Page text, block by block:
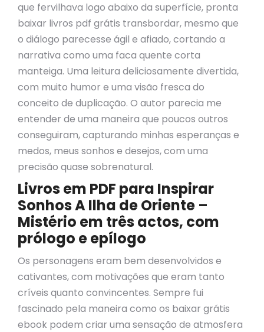
que fervilhava logo abaixo da superfície, pronta
baixar livros pdf grátis transbordar, mesmo que
o diálogo parecesse ágil e afiado, cortando a
narrativa como uma faca quente corta
manteiga. Uma leitura deliciosamente divertida,
com muito humor e uma visão fresca do
conceito de duplicação. O autor parecia me
entender de uma maneira que poucos outros
conseguiram, capturando minhas esperanças e
medos, meus sonhos e desejos, com uma
precisão quase sobrenatural.
Livros em PDF para Inspirar
Sonhos A Ilha de Oriente –
Mistério em três actos, com
prólogo e epílogo
Os personagens eram bem desenvolvidos e
cativantes, com motivações que eram tanto
críveis quanto convincentes. Sempre fui
fascinado pela maneira como os baixar grátis
ebook podem criar uma sensação de atmosfera